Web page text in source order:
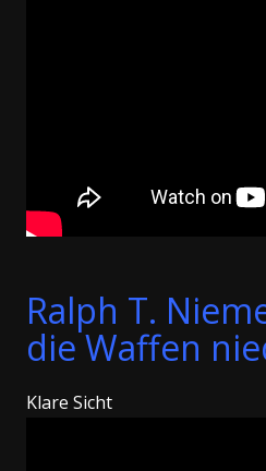
Ralph T.
die Waffen
Klare Sicht